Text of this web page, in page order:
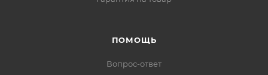
ПОМОЩЬ
Вопрос-ответ